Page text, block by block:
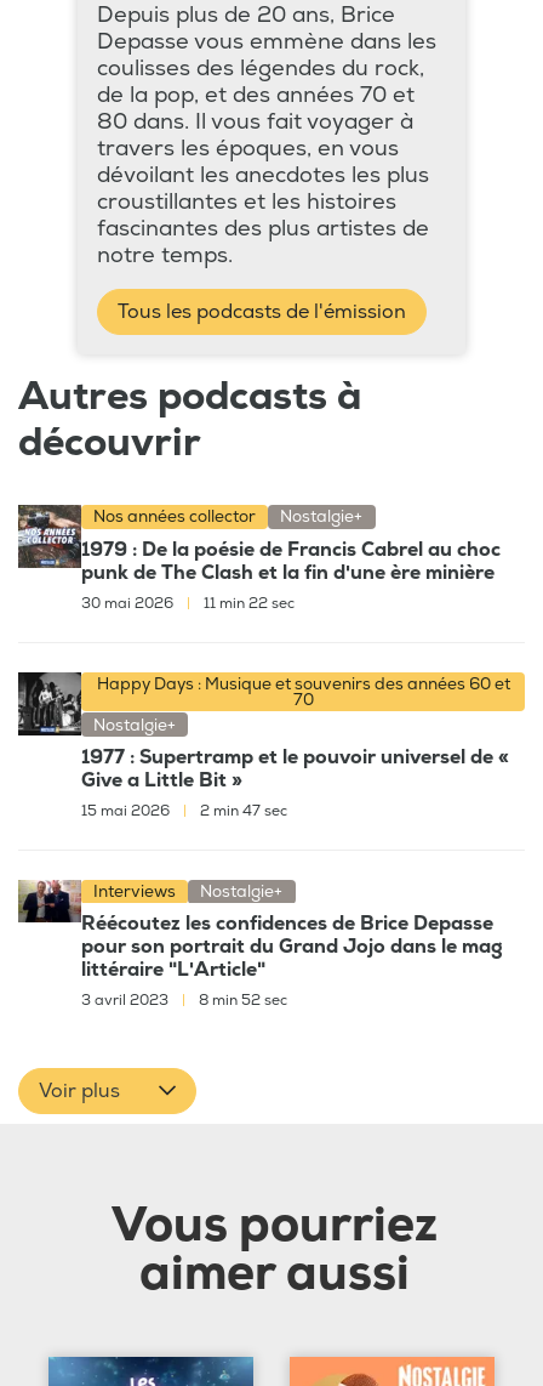
Depuis plus de 20 ans, Brice
Depasse vous emmène dans les
coulisses des légendes du rock,
de la pop, et des années 70 et
80 dans. Il vous fait voyager à
travers les époques, en vous
dévoilant les anecdotes les plus
croustillantes et les histoires
fascinantes des plus artistes de
notre temps.
Tous les podcasts de l'émission
Autres podcasts à
découvrir
Nos années collector Nostalgie+
1979 : De la poésie de Francis Cabrel au choc
punk de The Clash et la fin d'une ère minière
30 mai 2026 11 min 22 sec
Happy Days : Musique et souvenirs des années 60 et
70
Nostalgie+
1977 : Supertramp et le pouvoir universel de «
Give a Little Bit »
15 mai 2026 | 2 min 47 sec
Interviews Nostalgie+
Réécoutez les confidences de Brice Depasse
pour son portrait du Grand Jojo dans le mag
littéraire "L'Article"
3 avril 2023 8 min 52 sec
Voir plus
Vous pourriez
aimer aussi